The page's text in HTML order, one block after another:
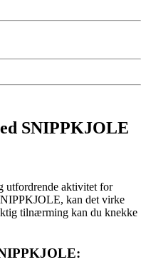
SNIPPKJOLE
utfordrende aktivitet for
kan det virke
tilnærming kan du knekke